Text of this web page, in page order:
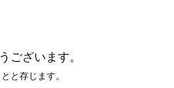
ございます。
と存じます。